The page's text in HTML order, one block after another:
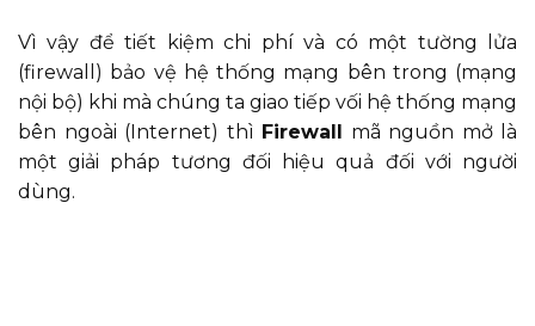
Vì vậy để tiết kiệm chi phí và có một tường lửa
(firewall) bảo vệ hệ thống mạng bên trong (mạng
nội bộ) khi mà chúng ta giao tiếp vối hệ thống mạng
bên ngoài (Internet) thì Firewall mã nguồn mở là
một giải pháp tương đối hiệu quả đối với người
dùng.